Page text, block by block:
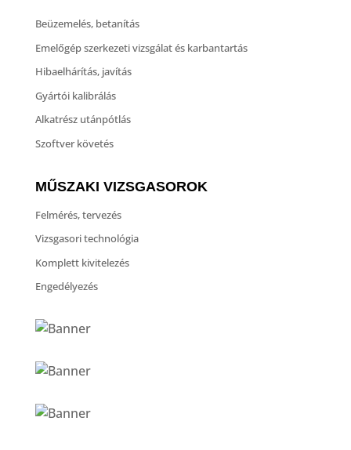
Beüzemelés, betanítás
Emelőgép szerkezeti vizsgálat és karbantartás
Hibaelhárítás, javítás
Gyártói kalibrálás
Alkatrész utánpótlás
Szoftver követés
MŰSZAKI VIZSGASOROK
Felmérés, tervezés
Vizsgasori technológia
Komplett kivitelezés
Engedélyezés